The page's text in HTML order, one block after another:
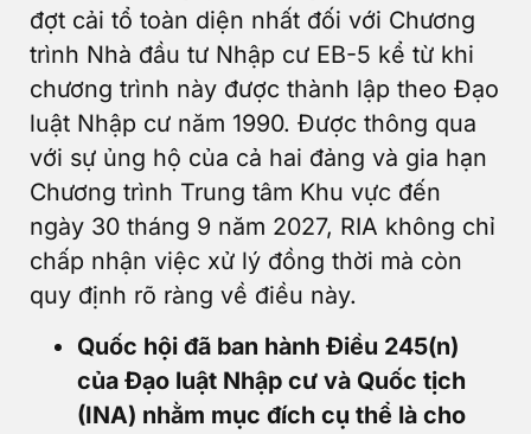
đợt cải tổ toàn diện nhất đối với Chương
trình Nhà đầu tư Nhập cư EB-5 kể từ khi
chương trình này được thành lập theo Đạo
luật Nhập cư năm 1990. Được thông qua
với sự ủng hộ của cả hai đảng và gia hạn
Chương trình Trung tâm Khu vực đến
ngày 30 tháng 9 năm 2027, RIA không chỉ
chấp nhận việc xử lý đồng thời mà còn
quy định rõ ràng về điều này.
Quốc hội đã ban hành Điều 245(n)
của Đạo luật Nhập cư và Quốc tịch
(INA) nhằm mục đích cụ thể là cho